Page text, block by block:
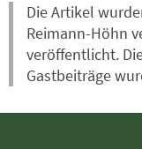
Die Artikel
Reimann-Höhn
veröffentlicht.
Gastbeiträge